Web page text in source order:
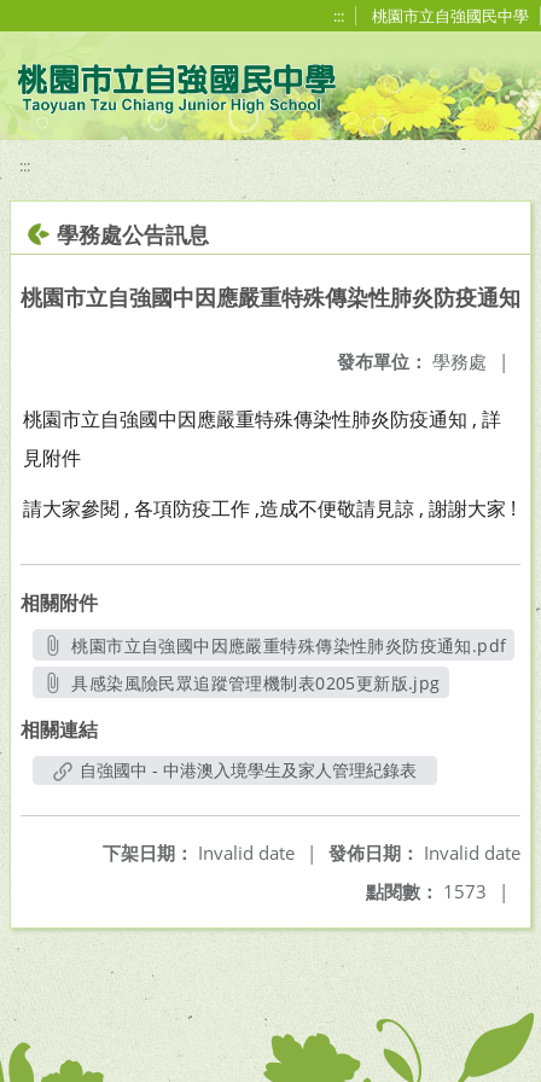
::: 桃園市立自強國民中學
:::
學務處公告訊息
桃園市立自強國中因應嚴重特殊傳染性肺炎防疫通知
發布單位： 學務處 |
桃園市立自強國中因應嚴重特殊傳染性肺炎防疫通知 , 詳
見附件
請大家參閱 , 各項防疫工作 ,造成不便敬請見諒 , 謝謝大家 !
相關附件
桃園市立自強國中因應嚴重特殊傳染性肺炎防疫通知.pdf
另開新視窗
具感染風險民眾追蹤管理機制表0205更新版.jpg
相關連結
自強國中 - 中港澳入境學生及家人管理紀錄表
發佈日期： Invalid date
下架日期： Invalid date
|
點閱數： 1573 |